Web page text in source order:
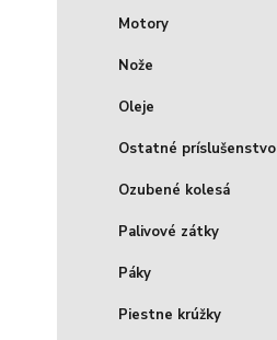
Motory
Nože
Oleje
Ostatné príslušenstvo
Ozubené kolesá
Palivové zátky
Páky
Piestne krúžky